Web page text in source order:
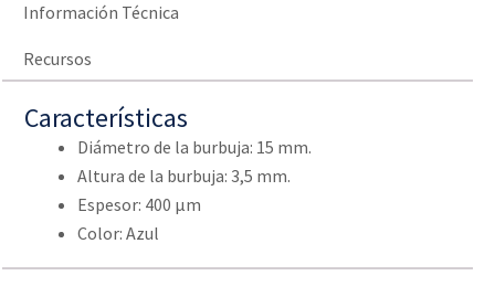
Información Técnica
Recursos
Características
Diámetro de la burbuja: 15 mm.
Altura de la burbuja: 3,5 mm.
Espesor: 400 μm
Color: Azul